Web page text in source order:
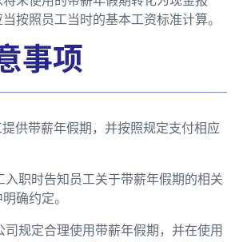
按照员工当时的基本工资标准计算。
事项
供带薪年假期，并按照规定支付相应
入职时告知员工关于带薪年假期的相关
确约定。
司规定合理使用带薪年假期，并在使用